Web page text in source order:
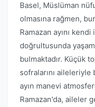
Basel, Müslüman
olmasına rağmen,
Ramazan ayını
doğrultusunda
bulmaktadır. Küçük
sofralarını
ayın manevi
Ramazan'da, aileler